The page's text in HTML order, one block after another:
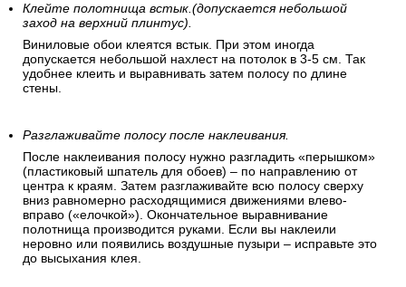
Клейте полотнища встык.(допускается небольшой
заход на верхний плинтус).
Виниловые обои клеятся встык. При этом иногда
допускается небольшой нахлест на потолок в 3-5 см. Так
удобнее клеить и выравнивать затем полосу по длине
стены.
Разглаживайте полосу после наклеивания.
После наклеивания полосу нужно разгладить «перышком»
(пластиковый шпатель для обоев) – по направлению от
центра к краям. Затем разглаживайте всю полосу сверху
вниз равномерно расходящимися движениями влево-
вправо («елочкой»). Окончательное выравнивание
полотнища производится руками. Если вы наклеили
неровно или появились воздушные пузыри – исправьте это
до высыхания клея.